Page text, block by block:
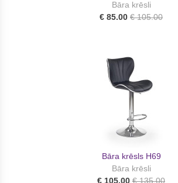
Bāra krēsli
€ 85.00 € 105.00
Bāra krēsls H69
Bāra krēsli
€ 105.00 € 135.00